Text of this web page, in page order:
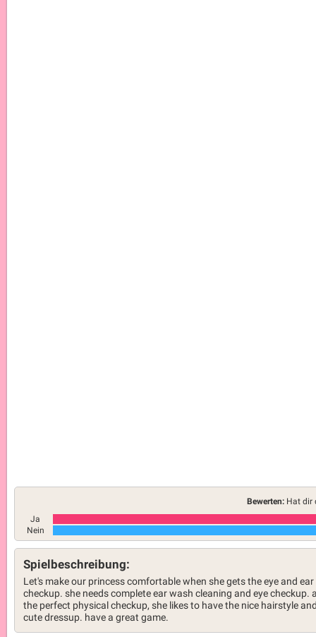
Bewerten: Hat dir
Ja
Nein
Spielbeschreibung:
Let's make our princess comfortable when she gets the eye and ear
checkup. she needs complete ear wash cleaning and eye checkup.
the perfect physical checkup, she likes to have the nice hairstyle
cute dressup. have a great game.